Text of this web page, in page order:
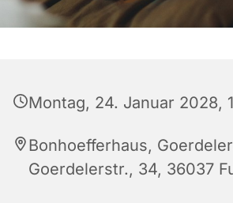
Montag, 24. Januar 2028,
Bonhoefferhaus,
Goerdelerstr., 34, 36037